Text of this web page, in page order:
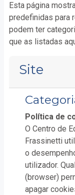
Esta página
predefinidas para
podem ter
que as listadas
Site
Política de
O Centro de
Frassinetti
o
utilizador.
(browser)
apagar